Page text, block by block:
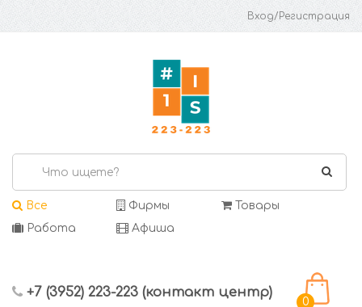
Вход/Регистрация
Все Фирмы
Товары
Работа
Афиша
+7 (3952) 223-223 (контакт центр)
0